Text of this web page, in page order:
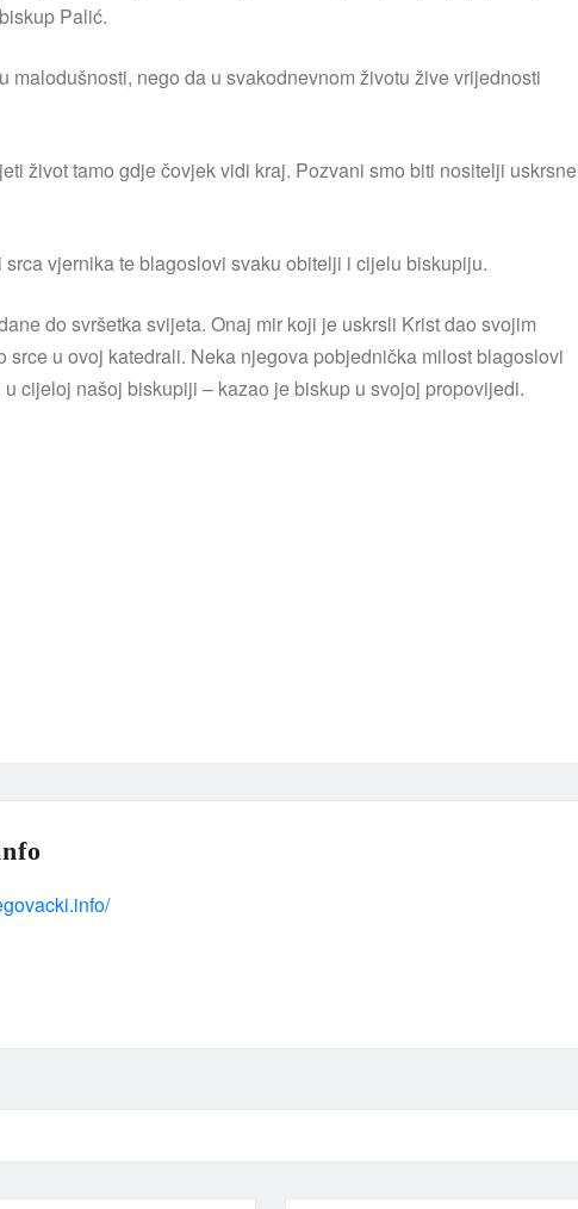
Palić.
nego da u svakodnevnom životu žive vrijednosti
život tamo gdje čovjek vidi kraj. Pozvani smo biti nositelji uskrsne
vjernika te blagoslovi svaku obitelji i cijelu biskupiju.
do svršetka svijeta. Onaj mir koji je uskrsli Krist dao svojim
u ovoj katedrali. Neka njegova pobjednička milost blagoslovi
cijeloj našoj biskupiji – kazao je biskup u svojoj propovijedi.